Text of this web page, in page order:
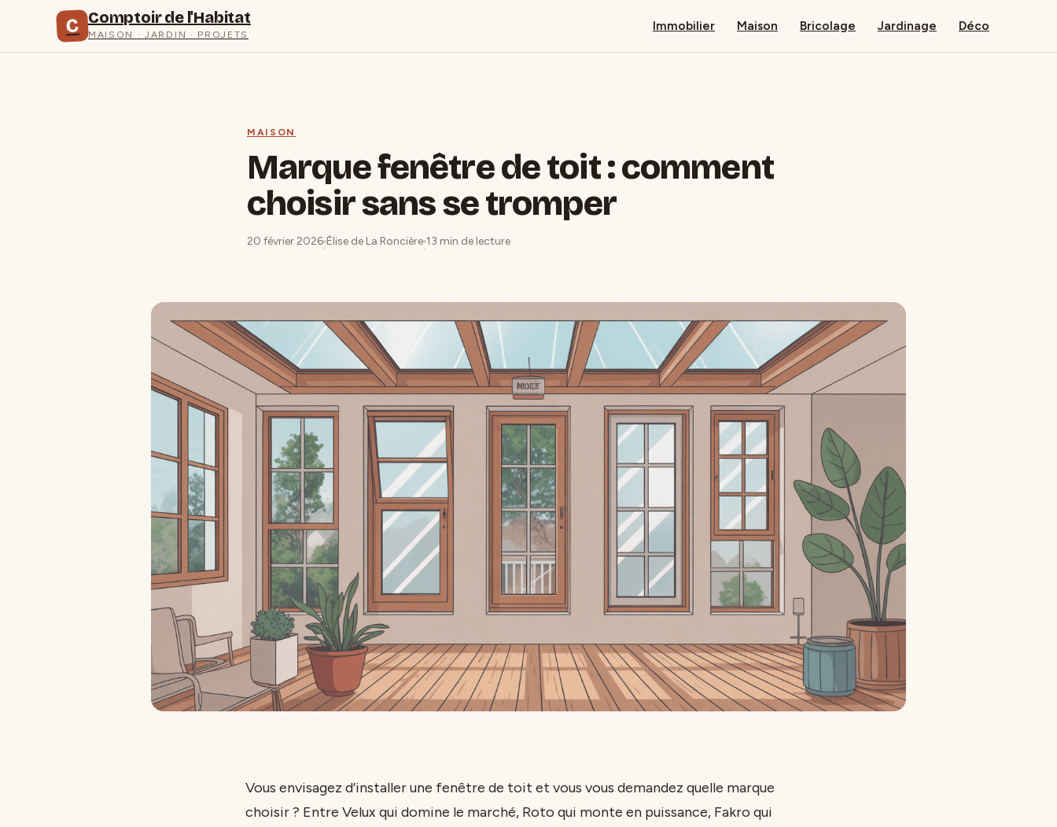
C Comptoir de l'Habitat
MAISON · JARDIN · PROJETS
Immobilier Maison Bricolage Jardinage Déco
MAISON
Marque fenêtre de toit : comment
choisir sans se tromper
20 février 2026
·
Élise de La Roncière
·
13 min de lecture
Vous envisagez d’installer une fenêtre de toit et vous vous demandez quelle marque
choisir ? Entre Velux qui domine le marché, Roto qui monte en puissance, Fakro qui